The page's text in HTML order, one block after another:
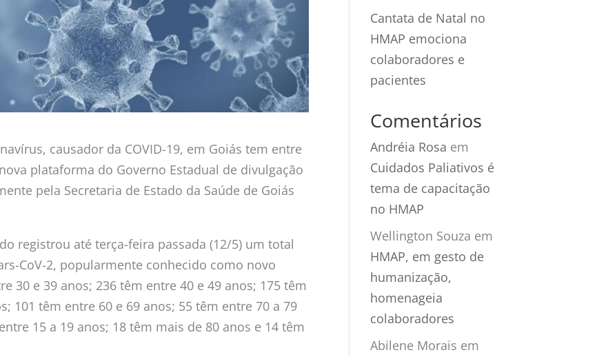
causador da COVID-19, em Goiás tem entre
plataforma do Governo Estadual de divulgação
pela Secretaria de Estado da Saúde de Goiás
registrou até terça-feira passada (12/5) um total
CoV-2, popularmente conhecido como novo
30 e 39 anos; 236 têm entre 40 e 49 anos; 175 têm
101 têm entre 60 e 69 anos; 55 têm entre 70 a 79
15 a 19 anos; 18 têm mais de 80 anos e 14 têm
Cantata de Natal no
HMAP emociona
colaboradores e
pacientes
Comentários
Andréia Rosa em
Cuidados Paliativos é
tema de capacitação
no HMAP
Wellington Souza em
HMAP, em gesto de
humanização,
homenageia
colaboradores
Abilene Morais em